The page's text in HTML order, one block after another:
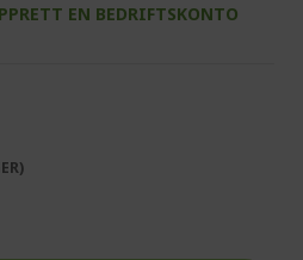
EN BEDRIFTSKONTO